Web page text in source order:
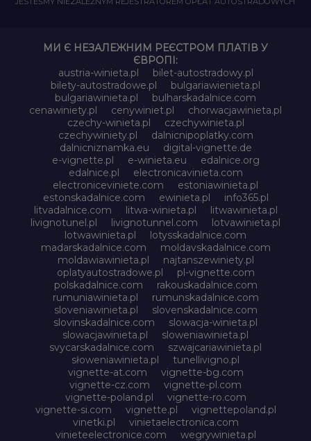
МИ Є НЕЗАЛЕЖНИМ РЕЄСТРОМ ПЛАТІВ У
ЄВРОПІ:
austria-winieta.pl
bilet-autostradowy.pl
bilety-autostradowe.pl
bulgariawienieta.pl
bulgariawinieta.pl
bulharskadalnice.com
cenawiniety.pl
cenywiniet.pl
chorwacjawinieta.pl
czechy-winieta.pl
czechywinieta.pl
czechywiniety.pl
dalnicnipoplatky.com
dalnicniznamka.eu
digital-vignette.de
e-vignette.pl
e-winieta.eu
edalnice.org
edalnice.pl
electronicavinieta.com
electroniceviniete.com
estoniawinieta.pl
estonskadalnice.com
ewinieta.pl
info365.pl
litvadalnice.com
litwa-winieta.pl
litwawinieta.pl
livignotunel.pl
livignotunnel.com
lotvawinieta.pl
lotwawinieta.pl
lotysskadalnice.com
madarskadalnice.com
moldavskadalnice.com
moldawiawinieta.pl
najtanszewiniety.pl
oplatyautostradowe.pl
pl-vignette.com
polskadalnice.com
rakouskadalnice.com
rumuniawinieta.pl
rumunskadalnice.com
sloveniawinieta.pl
slovenskadalnice.com
slovinskadalnice.com
slowacja-winieta.pl
slowacjawinieta.pl
sloweniawinieta.pl
svycarskadalnice.com
szwajcariawinieta.pl
słoweniawinieta.pl
tunellivigno.pl
vignette-at.com
vignette-bg.com
vignette-cz.com
vignette-pl.com
vignette-poland.pl
vignette-ro.com
vignette-si.com
vignette.pl
vignettepoland.pl
vinetki.pl
vinietaelectronica.com
vinieteelectronice.com
wegrywinieta.pl